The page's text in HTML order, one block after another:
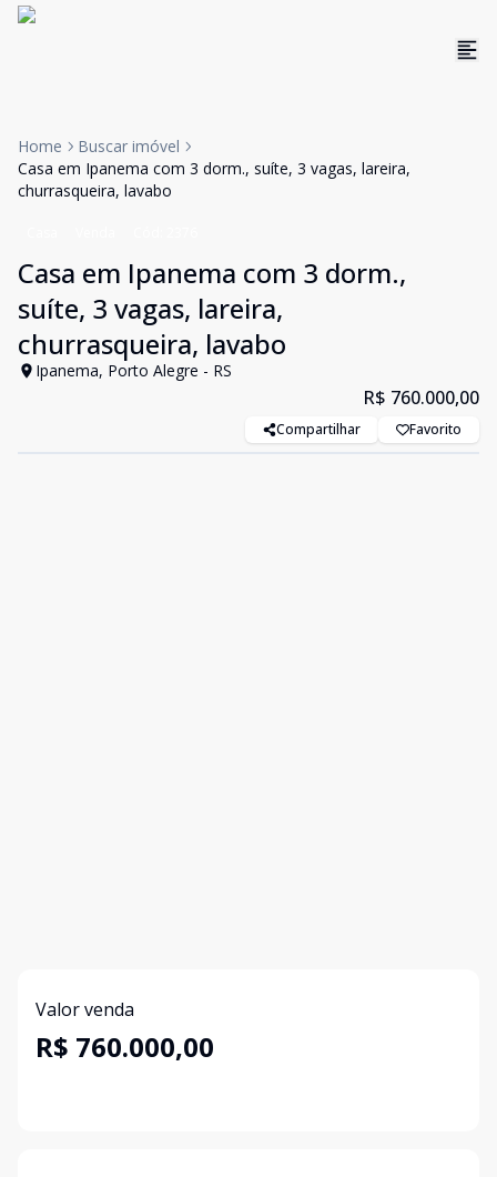
Home
Buscar imóvel
Casa em Ipanema com 3 dorm., suíte, 3 vagas, lareira,
churrasqueira, lavabo
Casa em Ipanema com 3 dorm.,
suíte, 3 vagas, lareira,
churrasqueira, lavabo
Ipanema, Porto Alegre - RS
R$ 760.000,00
Compartilhar Favorito
Valor venda
R$ 760.000,00